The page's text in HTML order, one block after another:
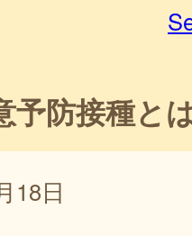
予防接種と
18日